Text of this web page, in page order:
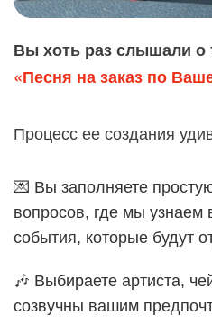
Вы хоть раз слышали о
«Песня на заказ по
Процесс ее создания
💌 Вы заполняете
вопросов, где мы
события, которые будут
🎶 Выбираете артиста,
созвучны вашим